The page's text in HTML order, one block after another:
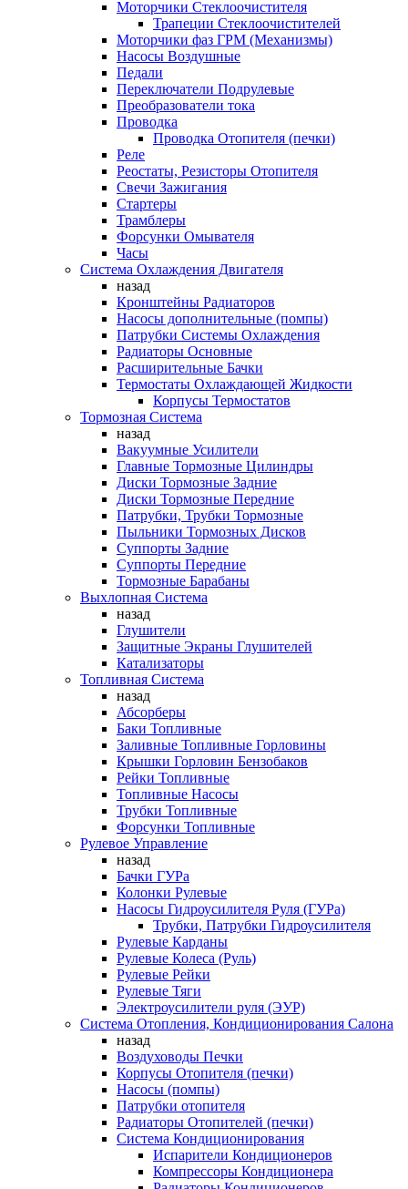
Моторчики Стеклоочистителя
Трапеции Стеклоочистителей
Моторчики фаз ГРМ (Механизмы)
Насосы Воздушные
Педали
Переключатели Подрулевые
Преобразователи тока
Проводка
Проводка Отопителя (печки)
Реле
Реостаты, Резисторы Отопителя
Свечи Зажигания
Стартеры
Трамблеры
Форсунки Омывателя
Часы
Система Охлаждения Двигателя
назад
Кронштейны Радиаторов
Насосы дополнительные (помпы)
Патрубки Системы Охлаждения
Радиаторы Основные
Расширительные Бачки
Термостаты Охлаждающей Жидкости
Корпусы Термостатов
Тормозная Система
назад
Вакуумные Усилители
Главные Тормозные Цилиндры
Диски Тормозные Задние
Диски Тормозные Передние
Патрубки, Трубки Тормозные
Пыльники Тормозных Дисков
Суппорты Задние
Суппорты Передние
Тормозные Барабаны
Выхлопная Система
назад
Глушители
Защитные Экраны Глушителей
Катализаторы
Топливная Система
назад
Абсорберы
Баки Топливные
Заливные Топливные Горловины
Крышки Горловин Бензобаков
Рейки Топливные
Топливные Насосы
Трубки Топливные
Форсунки Топливные
Рулевое Управление
назад
Бачки ГУРа
Колонки Рулевые
Насосы Гидроусилителя Руля (ГУРа)
Трубки, Патрубки Гидроусилителя
Рулевые Карданы
Рулевые Колеса (Руль)
Рулевые Рейки
Рулевые Тяги
Электроусилители руля (ЭУР)
Система Отопления, Кондиционирования Салона
назад
Воздуховоды Печки
Корпусы Отопителя (печки)
Насосы (помпы)
Патрубки отопителя
Радиаторы Отопителей (печки)
Система Кондиционирования
Испарители Кондиционеров
Компрессоры Кондиционера